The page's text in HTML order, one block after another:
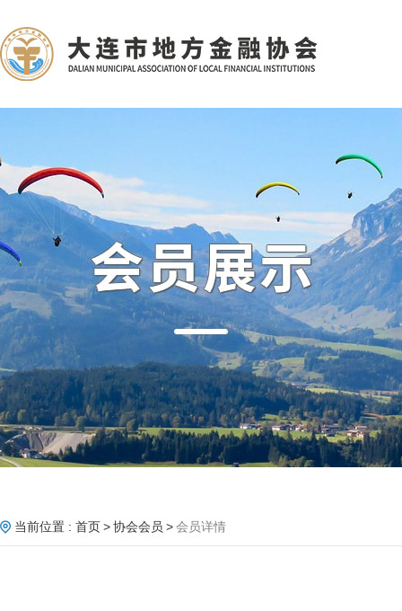
当前位置 : 首页 协会会员 会员详情